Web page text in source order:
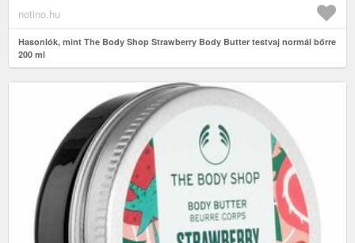
notino.hu
Hasonlók, mint The Body Shop Strawberry Body Butter testvaj normál bőrre
200 ml